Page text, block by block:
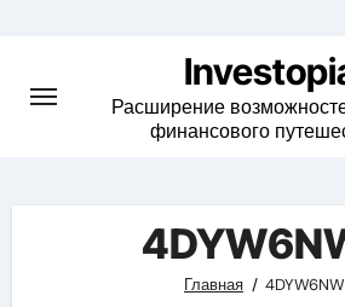
content
Расширение
финансового
Главная